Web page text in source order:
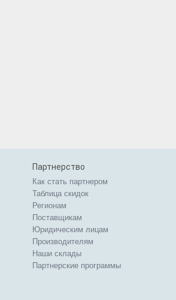
Партнерство
Как стать партнером
Таблица скидок
Регионам
Поставщикам
Юридическим лицам
Производителям
Наши склады
Партнерские программы